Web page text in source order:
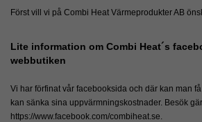
Först vill vi på Combi Heat Värmeprodukter AB
Lite information om Combi Heat´s
webbutiken
Vi har förfinat vår facebooksida och där kan man
kan sänka sina uppvärmningskostnader. Besök
https://www.facebook.com/combiheat.se.